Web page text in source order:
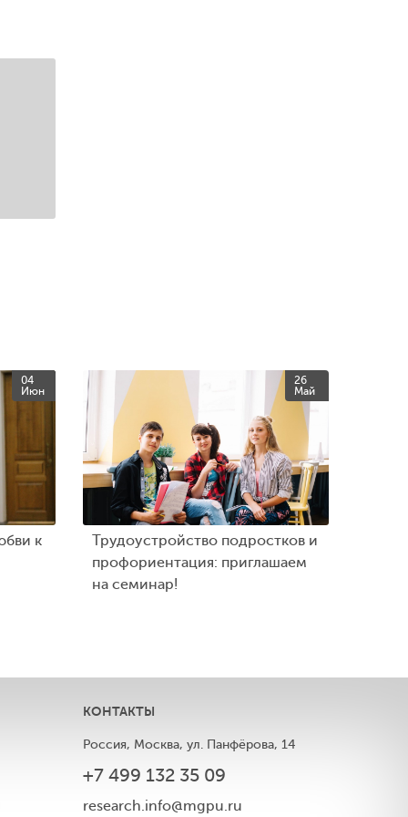
04
Июн
к
26
Май
Трудоустройство подростков и
профориентация: приглашаем
на семинар!
КОНТАКТЫ
Россия, Москва, ул. Панфёрова, 14
+7 499 132 35 09
research.info@mgpu.ru